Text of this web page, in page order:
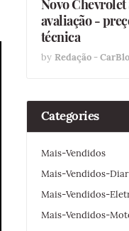
Novo Chevrolet
avaliação -
técnica
by Redação -
Categories
Mais-Vendidos
Mais-Vendidos-
Mais-Vendidos-
Mais-Vendidos-